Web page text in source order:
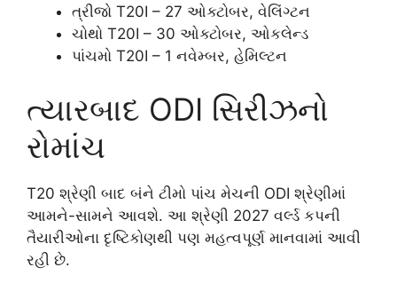
ત્રીજો T20I – 27 ઓક્ટોબર, વેલિંગ્ટન
ચોથો T20I – 30 ઓક્ટોબર, ઓકલેન્ડ
પાંચમો T20I – 1 નવેમ્બર, હેમિલ્ટન
ત્યારબાદ ODI સિરીઝનો
રોમાંચ
T20 શ્રેણી બાદ બંને ટીમો પાંચ મેચની ODI શ્રેણીમાં
આમને-સામને આવશે. આ શ્રેણી 2027 વર્લ્ડ કપની
તૈયારીઓના દૃષ્ટિકોણથી પણ મહત્વપૂર્ણ માનવામાં આવી
રહી છે.